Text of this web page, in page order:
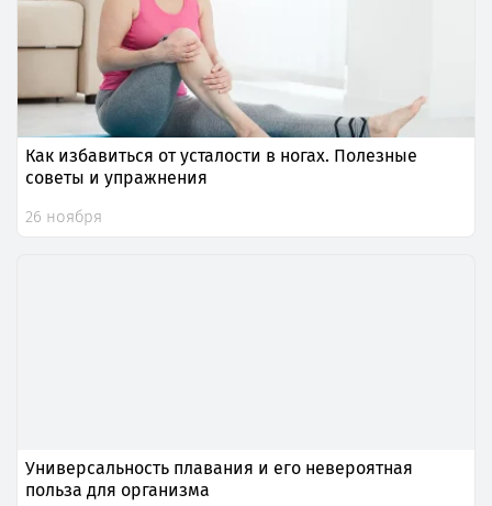
Как избавиться от усталости в ногах. Полезные
советы и упражнения
26 ноября
Универсальность плавания и его невероятная
польза для организма